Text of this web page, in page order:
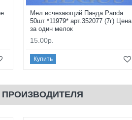
Мел исчезающий Панда Panda
50шт *11979* арт.352077 (7г) Цена
за один мелок
15.00р.
Купить